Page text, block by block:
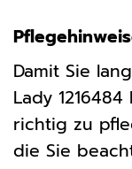
Damit Sie
Lady
richtig zu
die Sie